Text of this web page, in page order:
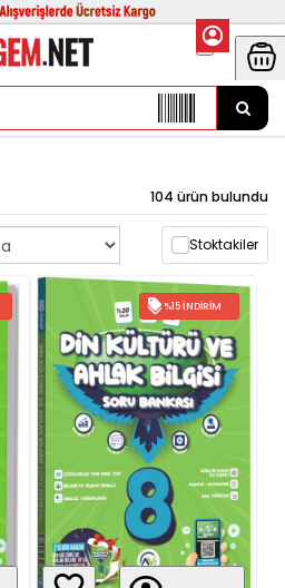
104 ürün bulundu
Stoktakiler
%15 İNDIRIM